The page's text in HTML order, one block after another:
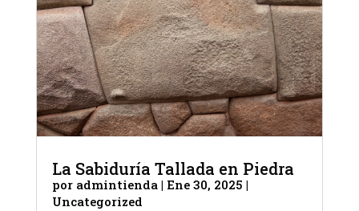
La Sabiduría Tallada en Piedra
por admintienda| Ene 30, 2025 |
Uncategorized